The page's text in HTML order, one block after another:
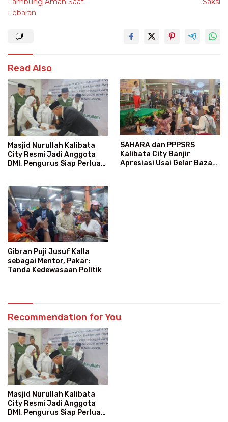
Lebaran
Read Also
Masjid Nurullah Kalibata
City Resmi Jadi Anggota
DMI, Pengurus Siap Perluas
SAHARA dan PPPSRS
Kalibata City Banjir
Apresiasi Usai Gelar Bazaar
Gibran Puji Jusuf Kalla
sebagai Mentor, Pakar:
Tanda Kedewasaan Politik
Recommendation for You
Masjid Nurullah Kalibata
City Resmi Jadi Anggota
DMI, Pengurus Siap Perluas